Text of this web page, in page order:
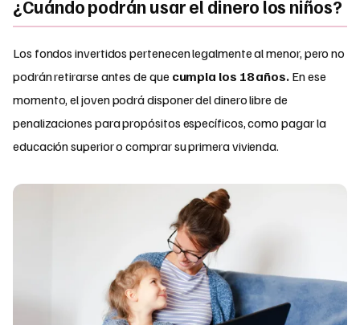
¿Cuándo podrán usar el dinero los niños?
Los fondos invertidos pertenecen legalmente al menor, pero no
podrán retirarse antes de que cumpla los 18 años. En ese
momento, el joven podrá disponer del dinero libre de
penalizaciones para propósitos específicos, como pagar la
educación superior o comprar su primera vivienda.